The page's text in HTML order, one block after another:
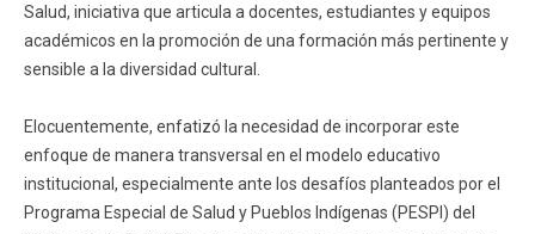
Salud, iniciativa que articula a docentes, estudiantes y equipos
académicos en la promoción de una formación más pertinente y
sensible a la diversidad cultural.
Elocuentemente, enfatizó la necesidad de incorporar este
enfoque de manera transversal en el modelo educativo
institucional, especialmente ante los desafíos planteados por el
Programa Especial de Salud y Pueblos Indígenas (PESPI) del